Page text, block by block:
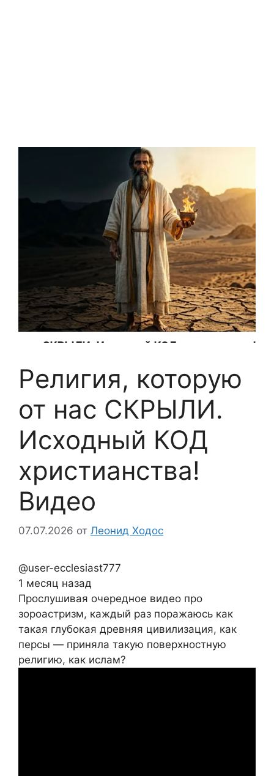
Религия, которую
от нас СКРЫЛИ.
Исходный КОД
христианства!
Видео
07.07.2026 от Леонид Ходос
@user-ecclesiast777
1 месяц назад
Прослушивая очередное видео про
зороастризм, каждый раз поражаюсь как
такая глубокая древняя цивилизация, как
персы — приняла такую поверхностную
религию, как ислам?